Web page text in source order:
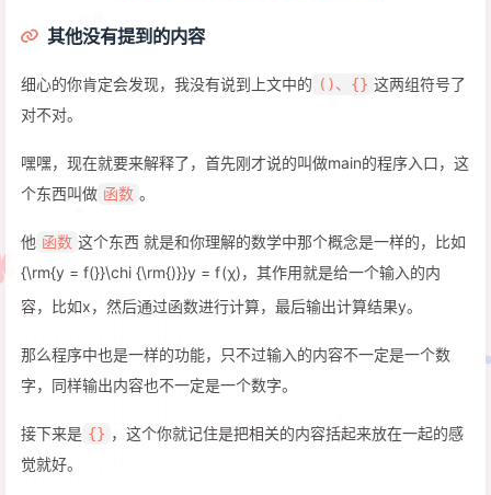
其他没有提到的内容
细心的你肯定会发现，我没有说到上文中的 ()、{} 这两组符号了
对不对。
嘿嘿，现在就要来解释了，首先刚才说的叫做main的程序入口，这
个东西叫做 函数 。
他 函数 这个东西 就是和你理解的数学中那个概念是一样的，比如
{\rm{y = f(}}\chi {\rm{)}}y = f(χ)，其作用就是给一个输入的内
容，比如x，然后通过函数进行计算，最后输出计算结果y。
那么程序中也是一样的功能，只不过输入的内容不一定是一个数
字，同样输出内容也不一定是一个数字。
接下来是 {} ，这个你就记住是把相关的内容括起来放在一起的感
觉就好。